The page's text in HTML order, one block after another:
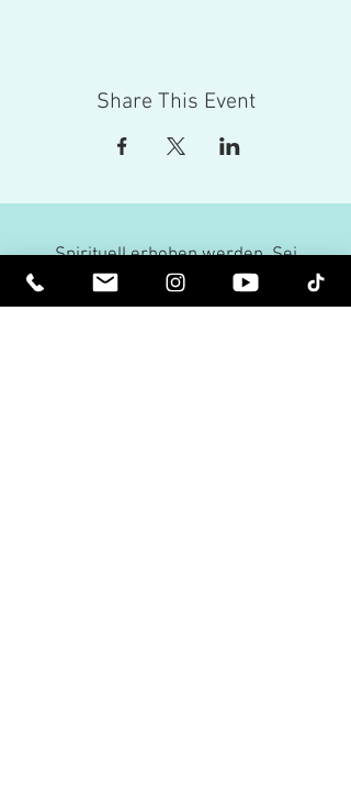
Share This Event
Spirituell erhoben werden. Sei
erleuchtet.
Erhalten Sie inspirierende Newsletter